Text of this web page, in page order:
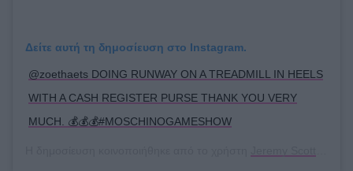
Δείτε αυτή τη δημοσίευση στο Instagram.
@zoethaets DOING RUNWAY ON A TREADMILL IN HEELS
WITH A CASH REGISTER PURSE THANK YOU VERY
MUCH. 💰💰💰#MOSCHINOGAMESHOW